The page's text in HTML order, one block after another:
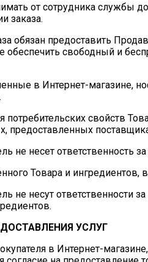
от сотрудника службы
заказа.
обязан предоставить
обеспечить свободный и
в Интернет-магазине,
свойств
предоставленных
не несет ответственность
Товара и ингредиентов,
не несут ответственности
УСЛУГ
в Интернет-